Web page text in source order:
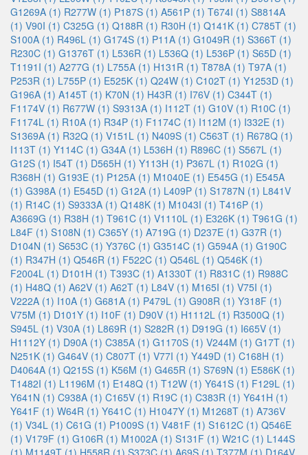
G1269A (1) R277W (1) P187S (1) A561P (1) T674I (1) S8814A
(1) V90I (1) C325G (1) Q188R (1) R30H (1) Q141K (1) C785T (1)
S100A (1) R496L (1) G174S (1) P11A (1) G1049R (1) S366T (1)
R230C (1) G1376T (1) L536R (1) L536Q (1) L536P (1) S65D (1)
T1191I (1) A277G (1) L755A (1) H131R (1) T878A (1) T97A (1)
P253R (1) L755P (1) E525K (1) Q24W (1) C102T (1) Y1253D (1)
G196A (1) A145T (1) K70N (1) H43R (1) I76V (1) C344T (1)
F1174V (1) R677W (1) S9313A (1) I112T (1) G10V (1) R10C (1)
F1174L (1) R10A (1) R34P (1) F1174C (1) I112M (1) I332E (1)
S1369A (1) R32Q (1) V151L (1) N409S (1) C563T (1) R678Q (1)
I113T (1) Y114C (1) G34A (1) L536H (1) R896C (1) S567L (1)
G12S (1) I54T (1) D565H (1) Y113H (1) P367L (1) R102G (1)
R368H (1) G193E (1) P125A (1) M1040E (1) E545G (1) E545A
(1) G398A (1) E545D (1) G12A (1) L409P (1) S1787N (1) L841V
(1) R14C (1) S9333A (1) Q148K (1) M1043I (1) T416P (1)
A3669G (1) R38H (1) T961C (1) V1110L (1) E326K (1) T961G (1)
L84F (1) S108N (1) C365Y (1) A719G (1) D237E (1) G37R (1)
D104N (1) S653C (1) Y376C (1) G3514C (1) G594A (1) G190C
(1) R347H (1) Q546R (1) F522C (1) Q546L (1) Q546K (1)
F2004L (1) D101H (1) T393C (1) A1330T (1) R831C (1) R988C
(1) H48Q (1) A62V (1) A62T (1) L84V (1) M165I (1) V75I (1)
V222A (1) I10A (1) G681A (1) P479L (1) G908R (1) Y318F (1)
V75M (1) D101Y (1) I10F (1) D90V (1) H1112L (1) R3500Q (1)
S945L (1) V30A (1) L869R (1) S282R (1) D919G (1) I665V (1)
H1112Y (1) D90A (1) C385A (1) G1170S (1) V244M (1) G17T (1)
N251K (1) G464V (1) C807T (1) V77I (1) Y449D (1) C168H (1)
D4064A (1) Q215S (1) K56M (1) G465R (1) S769N (1) E586K (1)
T1482I (1) L1196M (1) E148Q (1) T12W (1) Y641S (1) F129L (1)
Y641N (1) C938A (1) C165V (1) R19C (1) C383R (1) Y641H (1)
Y641F (1) W64R (1) Y641C (1) H1047Y (1) M1268T (1) A736V
(1) V34L (1) C61G (1) P1009S (1) V481F (1) S1612C (1) Q546E
(1) V179F (1) G106R (1) M1002A (1) S131F (1) W21C (1) L144S
(1) M1149T (1) H558R (1) S373C (1) A69S (1) T377M (1) D164V